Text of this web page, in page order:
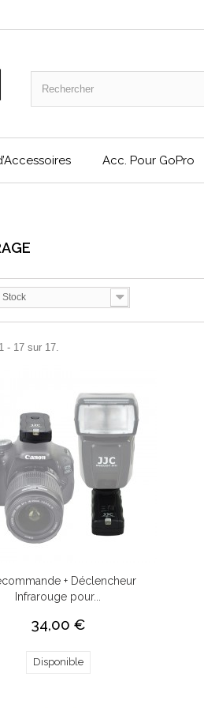
Acc. Pour GoPro
Stock
- 17 sur 17.
+ Déclencheur
Infrarouge pour...
34,00 €
Disponible